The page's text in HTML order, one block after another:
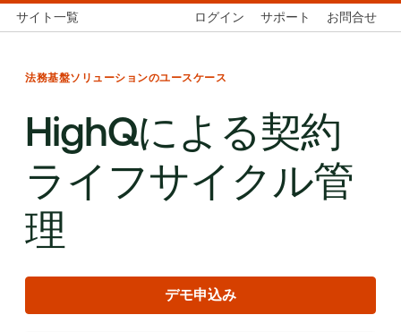
サイト一覧 ログイン サポート お問合せ
法務基盤ソリューションのユースケース
HighQによる契約
ライフサイクル管
理
デモ申込み